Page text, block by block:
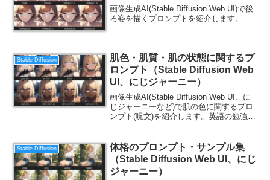
画像生成AI(Stable Diffusion Web UI)で後
ろ姿を描くプロンプトを紹介します。
Stable Diffusion
肌色・肌質・肌の状態に関するプ
ロンプト（Stable Diffusion Web
UI、にじジャーニー）
画像生成AI(Stable Diffusion Web UI、に
じジャーニーなど)で肌の色に関するプロ
ンプト(呪文)を紹介します。英語の勉強に
Stable Diffusion
体格のプロンプト・サンプル集
（Stable Diffusion Web UI、にじ
ジャーニー）